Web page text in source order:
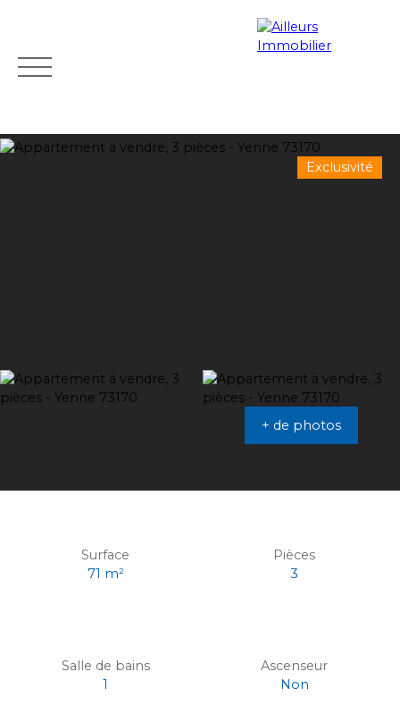
Exclusivité
+ de photos
Surface
71 m²
Pièces
3
Salle de bains
1
Ascenseur
Non